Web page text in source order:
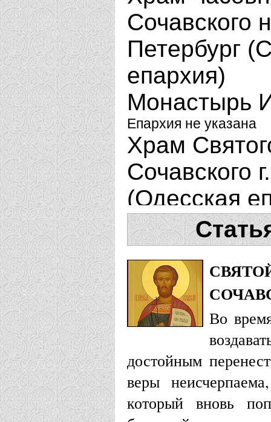
Сочавского
Петербург
епархия)
Монастырь
Епархия не указана
Храм
Сочавского
(Одесская
Свято-
пустынь г.
Борисо-
Рязань
Женский
Иоанна
Покровский
Во
достойным
веры
который вновь